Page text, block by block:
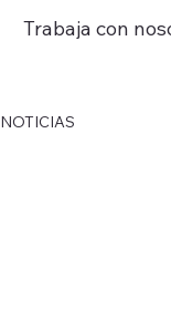
Trabaja con
NOTICIAS